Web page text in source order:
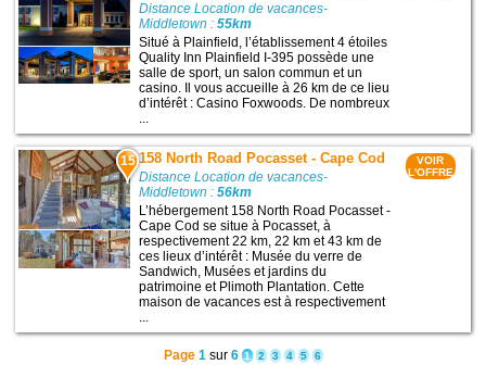
Distance Location de vacances-
Middletown :55km
Situé à Plainfield, l’établissement 4 étoiles
Quality Inn Plainfield I-395 possède une
salle de sport, un salon commun et un
casino. Il vous accueille à 26 km de ce lieu
d’intérêt : Casino Foxwoods. De nombreux
...
15 158 North Road Pocasset - Cape Cod
Distance Location de vacances-
Middletown :56km
L’hébergement 158 North Road Pocasset -
Cape Cod se situe à Pocasset, à
respectivement 22 km, 22 km et 43 km de
ces lieux d’intérêt : Musée du verre de
Sandwich, Musées et jardins du
patrimoine et Plimoth Plantation. Cette
maison de vacances est à respectivement
...
VOIR
L'OFFRE
Page 1sur 6 1 2 3 4 5 6